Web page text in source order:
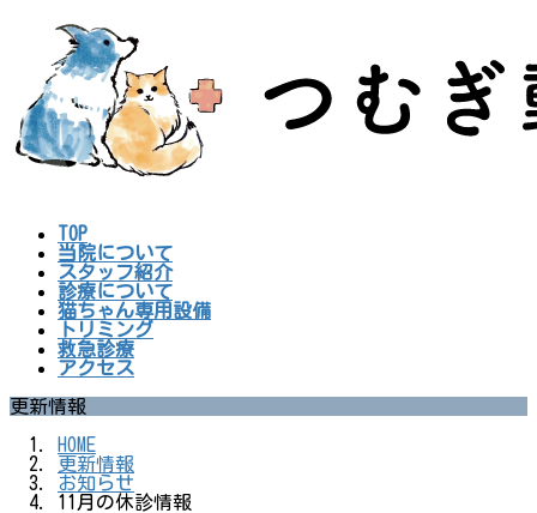
へ
ス
キ
ョ
ン
に
TOP
当院について
スタッフ紹介
診療について
猫ちゃん専用設備
トリミング
救急診療
アクセス
更新情報
HOME
更新情報
お知らせ
11月の休診情報